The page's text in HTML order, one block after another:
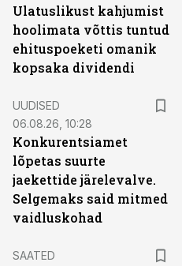
Ulatuslikust kahjumist
hoolimata võttis tuntud
ehituspoeketi omanik
kopsaka dividendi
UUDISED
06.08.26, 10:28
Konkurentsiamet
lõpetas suurte
jaekettide järelevalve.
Selgemaks said mitmed
vaidluskohad
SAATED